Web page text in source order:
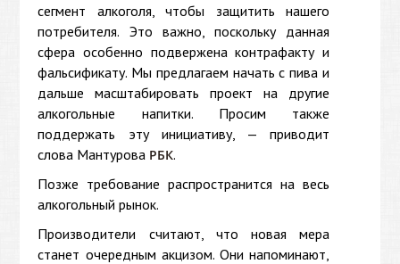
сегмент алкоголя, чтобы защитить нашего
потребителя. Это важно, поскольку данная
сфера особенно подвержена контрафакту и
фальсификату. Мы предлагаем начать с пива и
дальше масштабировать проект на другие
алкогольные напитки. Просим также
поддержать эту инициативу, — приводит
слова Мантурова РБК.
Позже требование распространится на весь
алкогольный рынок.
Производители считают, что новая мера
станет очередным акцизом. Они напоминают,